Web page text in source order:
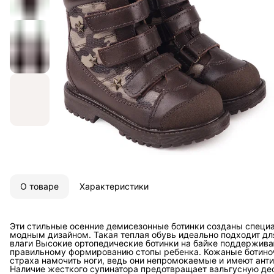
О товаре Характеристики
Эти стильные осенние демисезонные ботинки созданы
модным дизайном. Такая теплая обувь идеально подходит
влаги Высокие ортопедические ботинки на байке
правильному формированию стопы ребенка. Кожаные
страха намочить ноги, ведь они непромокаемые и имеют
Наличие жесткого супинатора предотвращает вальгусную